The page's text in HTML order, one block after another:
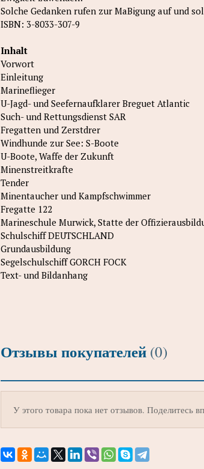
Solche Gedanken rufen zur MaBigung auf und
ISBN: 3-8033-307-9
Inhalt
Vorwort
Einleitung
Marineflieger
U-Jagd- und Seefernaufklarer Breguet Atlantic
Such- und Rettungsdienst SAR
Fregatten und Zerstdrer
Windhunde zur See: S-Boote
U-Boote, Waffe der Zukunft
Minenstreitkrafte
Tender
Minentaucher und Kampfschwimmer
Fregatte 122
Marineschule Murwick, Statte der
Schulschiff DEUTSCHLAND
Grundausbildung
Segelschulschiff GORCH FOCK
Text- und Bildanhang
Отзывы покупателей (0)
У этого товара пока нет отзывов. Поделитесь